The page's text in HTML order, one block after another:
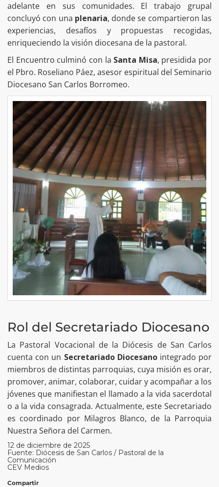
adelante en sus comunidades. El trabajo grupal
concluyó con una plenaria, donde se compartieron las
experiencias, desafíos y propuestas recogidas,
enriqueciendo la visión diocesana de la pastoral.
El Encuentro culminó con la Santa Misa, presidida por
el Pbro. Roseliano Páez, asesor espiritual del Seminario
Diocesano San Carlos Borromeo.
Rol del Secretariado Diocesano
La Pastoral Vocacional de la Diócesis de San Carlos
cuenta con un Secretariado Diocesanointegrado por
miembros de distintas parroquias, cuya misión es orar,
promover, animar, colaborar, cuidar y acompañar a los
jóvenes que manifiestan el llamado a la vida sacerdotal
o a la vida consagrada. Actualmente, este Secretariado
es coordinado por Milagros Blanco, de la Parroquia
Nuestra Señora del Carmen.
12 de diciembre de 2025
Fuente: Diócesis de San Carlos / Pastoral de la
Comunicación
CEV Medios
Compartir